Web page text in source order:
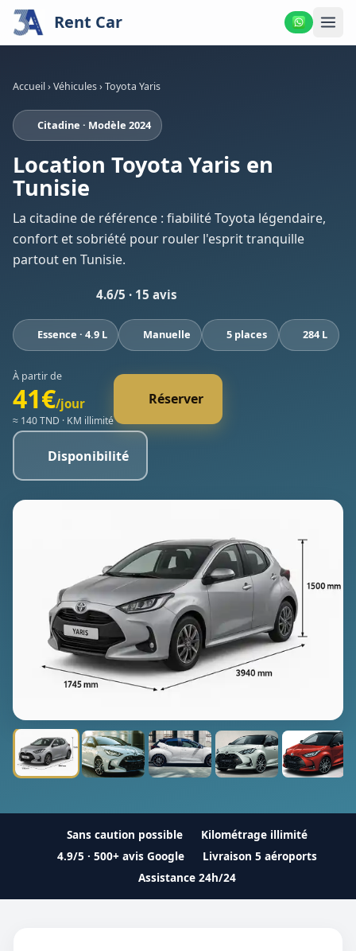
Rent Car
Accueil›Véhicules›Toyota Yaris
Citadine · Modèle 2024
Location Toyota Yaris en
Tunisie
La citadine de référence : fiabilité Toyota légendaire,
confort et sobriété pour rouler l'esprit tranquille
partout en Tunisie.
4.6/5 · 15 avis
Essence · 4.9 L Manuelle 5 places 284 L
À partir de
41€/jour
≈ 140 TND · KM illimité
Réserver
Disponibilité
Sans caution possible
Kilométrage illimité
4.9/5 · 500+ avis Google
Livraison 5 aéroports
Assistance 24h/24